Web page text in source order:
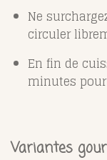
Ne
circuler
En fin de
minutes
Variantes